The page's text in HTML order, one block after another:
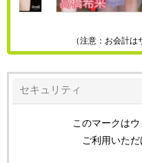
（注意：お会計
セキュリティ
このマークは
ご利用いただ